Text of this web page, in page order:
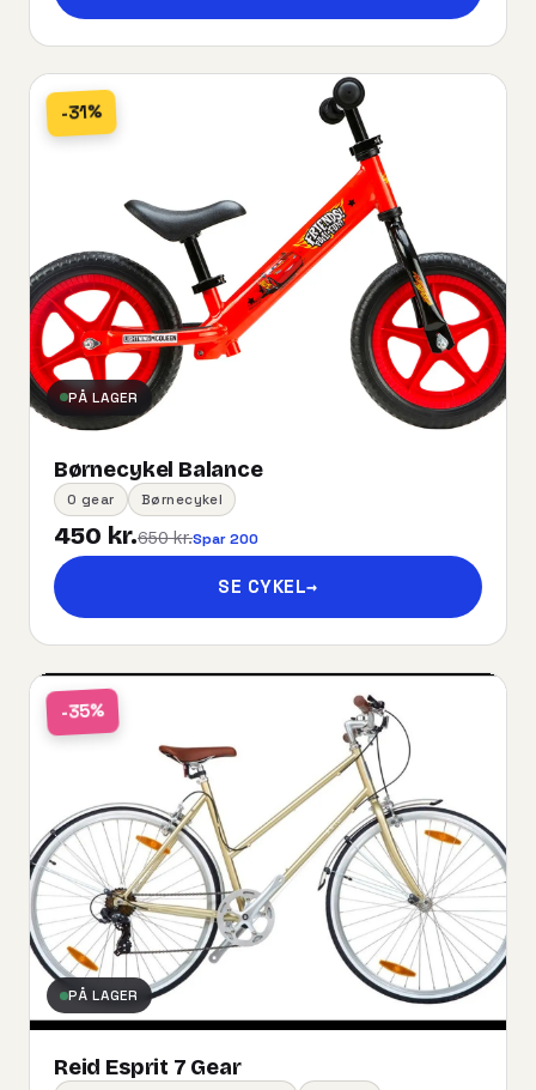
-31%
PÅ LAGER
Børnecykel Balance
0 gear Børnecykel
450 kr.650 kr.Spar 200
SE CYKEL→
-35%
PÅ LAGER
Reid Esprit 7 Gear